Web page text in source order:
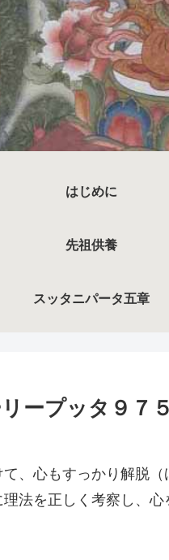
はじめに
先祖供養
スッタニパータ五章
ープッタ９７
、心もすっかり解脱
法を正しく考察し、心